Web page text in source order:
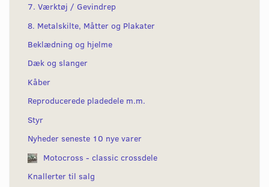
7. Værktøj / Gevindrep
8. Metalskilte, Måtter og Plakater
Beklædning og hjelme
Dæk og slanger
Kåber
Reproducerede pladedele m.m.
Styr
Nyheder seneste 10 nye varer
Motocross - classic crossdele
Knallerter til salg